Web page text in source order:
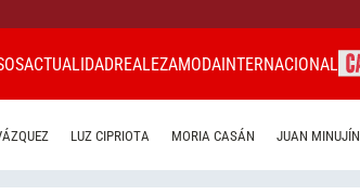
ACTUALIDADREALEZAMODAINTERNACIONAL
LUZ CIPRIOTA MORIA CASÁN JUAN MINUJÍN